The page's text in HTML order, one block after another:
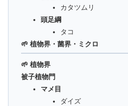
カタツムリ
頭足綱
タコ
🌱 植物界・菌界・ミクロ
🌱 植物界
被子植物門
マメ目
ダイズ